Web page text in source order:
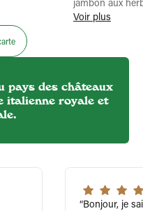
jambon aux
Voir plus
pays des châteaux
italienne royale et
Bonjour, je